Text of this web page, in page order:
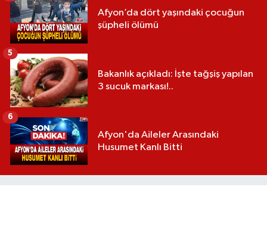
Afyon’da dört yaşındaki çocuğun
şüpheli ölümü
Bakanlık açıkladı: İşte tağşiş yapılan
3 sucuk markası!..
5
Afyon'da Aileler Arasındaki
Husumet Kanlı Bitti
6